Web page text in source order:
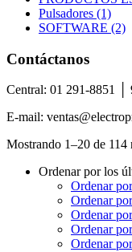
Pulsadores (1)
SOFTWARE (2)
Contáctanos
Central: 01 291-8851 │
E-mail:
Mostrando 1–20 de 114
Ordenar por los
Ordenar
Ordenar
Ordenar
Ordenar
Ordenar